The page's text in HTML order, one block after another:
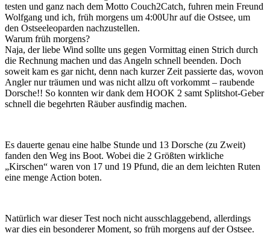
testen und ganz nach dem Motto Couch2Catch, fuhren mein Freund
Wolfgang und ich, früh morgens um 4:00Uhr auf die Ostsee, um
den Ostseeleoparden nachzustellen.
Warum früh morgens?
Naja, der liebe Wind sollte uns gegen Vormittag einen Strich durch
die Rechnung machen und das Angeln schnell beenden. Doch
soweit kam es gar nicht, denn nach kurzer Zeit passierte das, wovon
Angler nur träumen und was nicht allzu oft vorkommt – raubende
Dorsche!! So konnten wir dank dem HOOK 2 samt Splitshot-Geber
schnell die begehrten Räuber ausfindig machen.
Es dauerte genau eine halbe Stunde und 13 Dorsche (zu Zweit)
fanden den Weg ins Boot. Wobei die 2 Größten wirkliche
„Kirschen“ waren von 17 und 19 Pfund, die an dem leichten Ruten
eine menge Action boten.
Natürlich war dieser Test noch nicht ausschlaggebend, allerdings
war dies ein besonderer Moment, so früh morgens auf der Ostsee.